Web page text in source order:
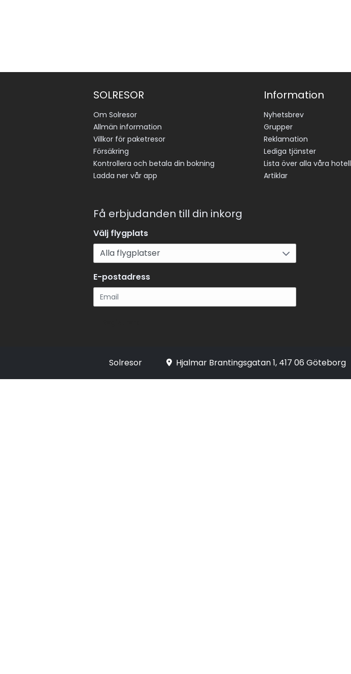
SOLRESOR
Om Solresor
Allmän information
Villkor för paketresor
Försäkring
Kontrollera och betala din bokning
Ladda ner vår app
Information
Nyhetsbrev
Grupper
Reklamation
Lediga tjänster
Lista över alla våra hotell
Artiklar
Få erbjudanden till din inkorg
Välj flygplats
E-postadress
Solresor Hjalmar Brantingsgatan 1, 417 06 Göteborg